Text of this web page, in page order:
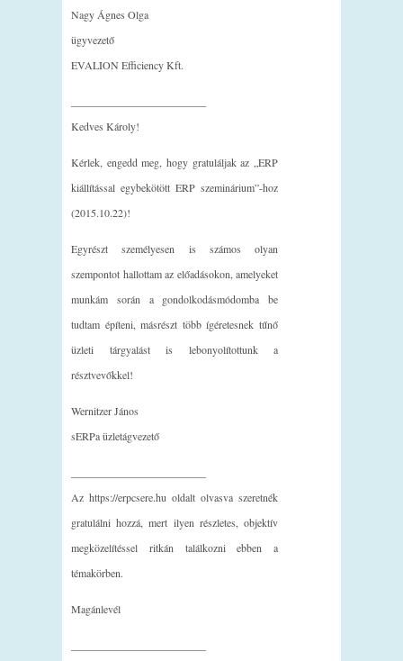
Nagy Ágnes Olga
ügyvezető
EVALION Efficiency Kft.
Kedves Károly!
Kérlek, engedd meg, hogy gratuláljak az „ERP
kiállítással egybekötött ERP szeminárium”-hoz
(2015.10.22)!
Egyrészt személyesen is számos olyan
szempontot hallottam az előadásokon, amelyeket
munkám során a gondolkodásmódomba be
tudtam építeni, másrészt több ígéretesnek tűnő
üzleti tárgyalást is lebonyolítottunk a
résztvevőkkel!
Wernitzer János
sERPa üzletágvezető
Az https://erpcsere.hu oldalt olvasva szeretnék
gratulálni hozzá, mert ilyen részletes, objektív
megközelítéssel ritkán találkozni ebben a
témakörben.
Magánlevél